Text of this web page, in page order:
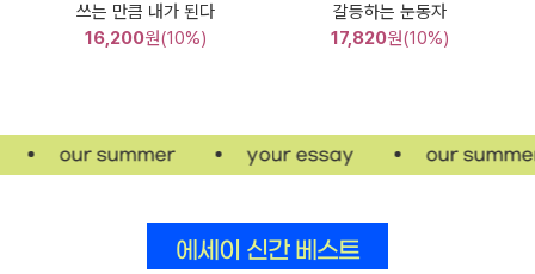
쓰는 만큼 내가 된다
16,200원(10%)
갈등하는 눈동자
17,820원(10%)
여름 에세이 반복 문구
our summer your essay our summer
에세이 신간 베스트